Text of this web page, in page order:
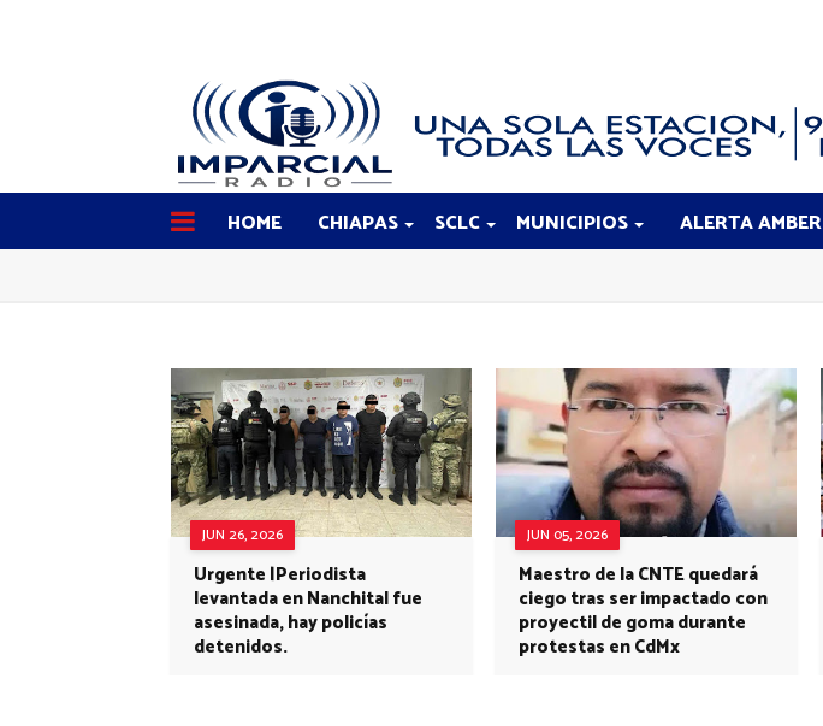
HOME CHIAPAS SCLC MUNICIPIOS ALERTA AMBER
JUN 26, 2026
Urgente |Periodista
levantada en Nanchital fue
asesinada, hay policías
detenidos.
JUN 05, 2026
Maestro de la CNTE quedará
ciego tras ser impactado con
proyectil de goma durante
protestas en CdMx